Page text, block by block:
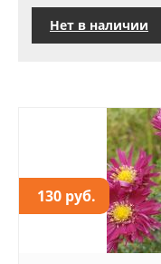
Нет в наличии
130 руб.